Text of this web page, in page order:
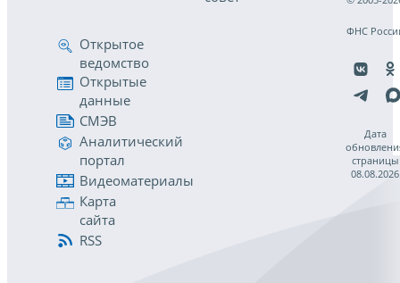
Открытое
ведомство
Открытые
данные
СМЭВ
Аналитический
портал
Видеоматериалы
Карта
сайта
RSS
ФНС
Дата
страницы
08.08.2026